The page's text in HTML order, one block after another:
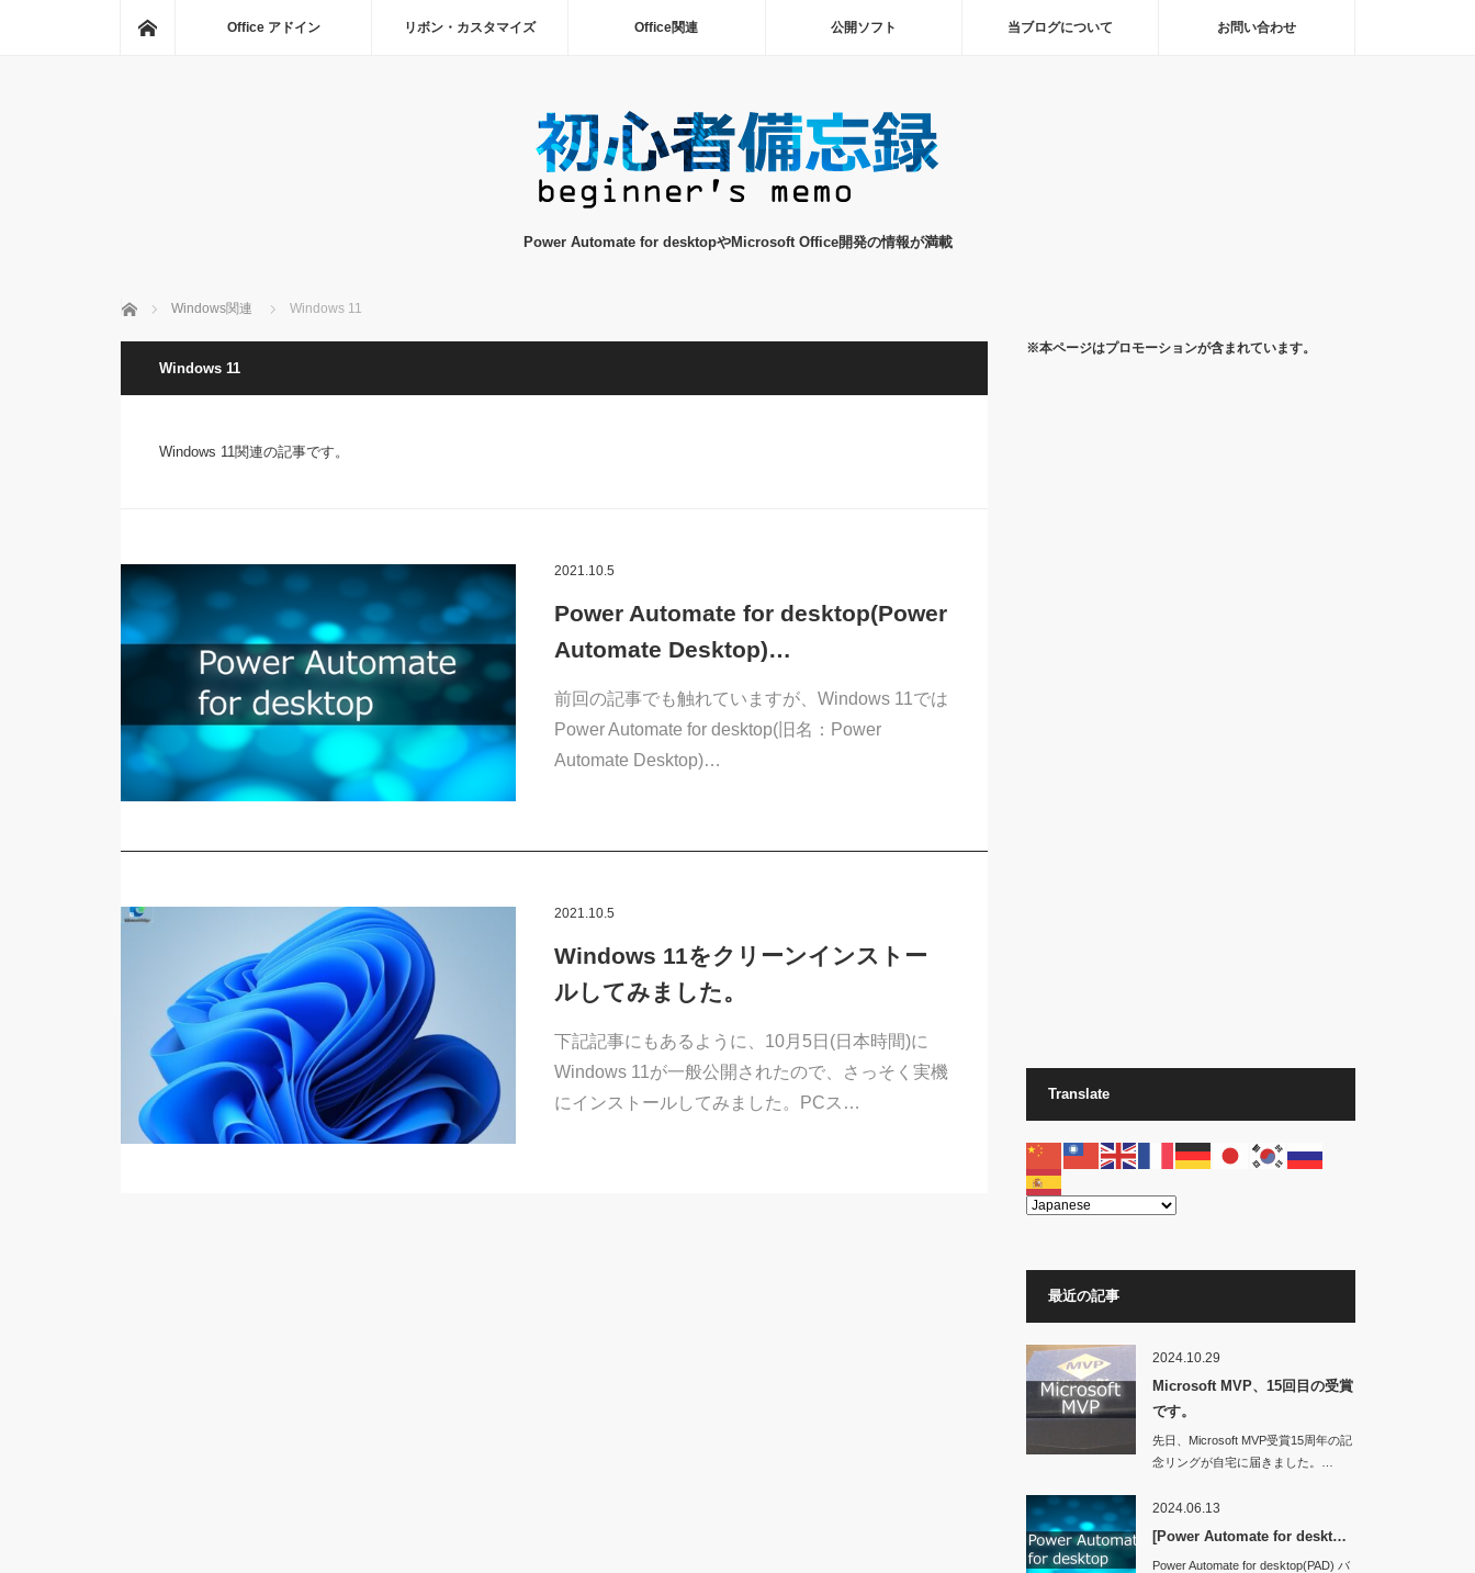
Office アドイン リボン・カスタマイズ Office関連 公開ソフト 当ブログについて お問い合わせ
Power Automate for desktopやMicrosoft Office開発の情報が満載
ホーム Windows関連 Windows 11
Windows 11
Windows 11関連の記事です。
2021.10.5
Power Automate for desktop(Power
Automate Desktop)…
前回の記事でも触れていますが、Windows 11では
Power Automate for desktop(旧名：Power
Automate Desktop)…
2021.10.5
Windows 11をクリーンインストー
ルしてみました。
下記記事にもあるように、10月5日(日本時間)に
Windows 11が一般公開されたので、さっそく実機
にインストールしてみました。PCス…
※本ページはプロモーションが含まれています。
Translate
最近の記事
2024.10.29
Microsoft MVP、15回目の受賞
です。
先日、Microsoft MVP受賞15周年の記
念リングが自宅に届きました。…
2024.06.13
[Power Automate for deskt…
Power Automate for desktop(PAD) バ